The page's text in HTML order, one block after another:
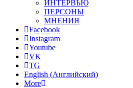
ИНТЕРВЬЮ
ПЕРСОНЫ
МНЕНИЯ
Facebook
Instagram
Youtube
VK
TG
English (Английский)
More